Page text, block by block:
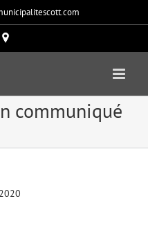
Carte
communiqué